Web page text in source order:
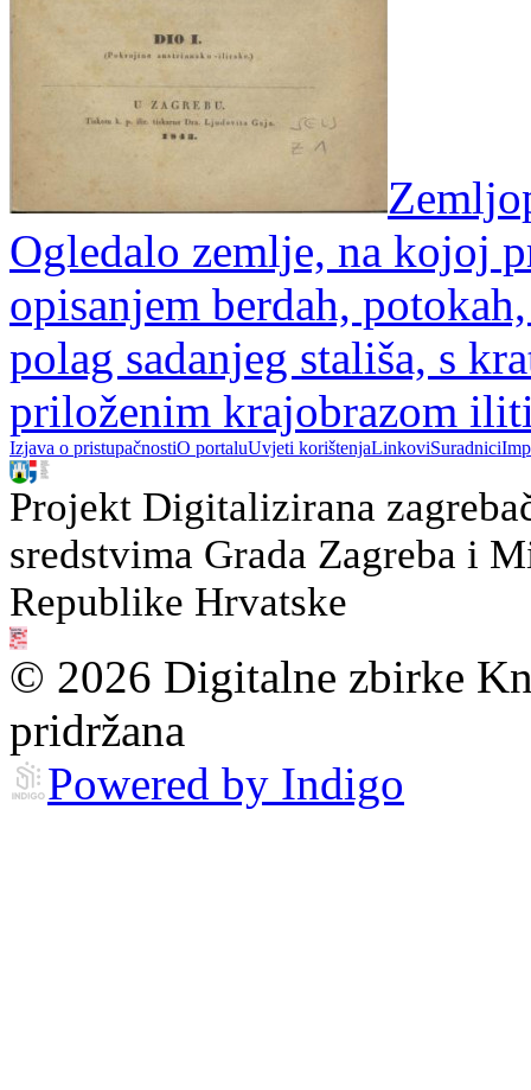
Ogledalo zemlje, na kojoj
opisanjem berdah,
polag sadanjeg stališa, s
priloženim krajobrazom
Izjava o pristupačnostiO portaluUvjeti korištenjaLinkoviSuradnici
Projekt Digitalizirana
sredstvima Grada Zagreba i
Republike Hrvatske
© 2026 Digitalne zbirke
pridržana
Powered by Indigo